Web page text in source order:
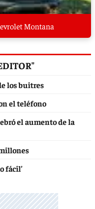
Montana
los buitres
el teléfono
el aumento de la
fácil’